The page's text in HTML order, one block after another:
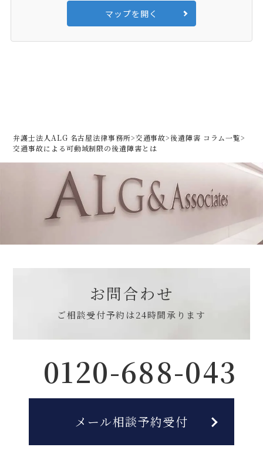
マップを開く
弁護士法人ALG 名古屋法律事務所>交通事故>後遺障害 コラム一覧>
交通事故による可動域制限の後遺障害とは
お問合わせ
ご相談受付予約は24時間承ります
0120-688-043
メール相談予約受付